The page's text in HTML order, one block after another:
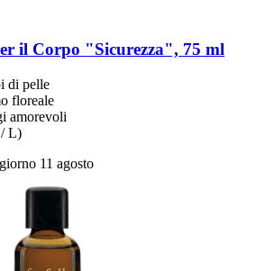
il Corpo "Sicurezza", 75 ml
di pelle
floreale
amorevoli
L)
11 agosto